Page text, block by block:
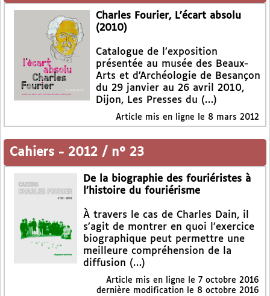
Charles Fourier, L’écart absolu
(2010)
Catalogue de l’exposition
présentée au musée des Beaux-
Arts et d’Archéologie de Besançon
du 29 janvier au 26 avril 2010,
Dijon, Les Presses du (…)
Article mis en ligne le 8 mars 2012
Cahiers - 2012 / n° 23
De la biographie des fouriéristes à
l’histoire du fouriérisme
À travers le cas de Charles Dain, il
s’agit de montrer en quoi l’exercice
biographique peut permettre une
meilleure compréhension de la
diffusion (…)
Article mis en ligne le 7 octobre 2016
dernière modification le 8 octobre 2016